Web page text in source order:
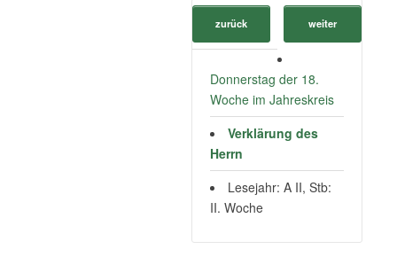
zurück weiter
Donnerstag der 18.
Woche im Jahreskreis
Verklärung des
Herrn
Lesejahr: A II, Stb:
II. Woche